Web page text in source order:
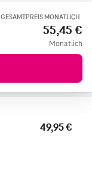
GESAMTPREIS MONATLICH
55,45 €
Monatlich
49,95 €